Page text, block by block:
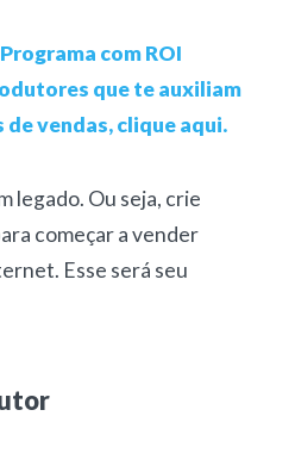
com ROI
que te auxiliam
de vendas, clique aqui.
legado. Ou seja, crie
começar a vender
Esse será seu